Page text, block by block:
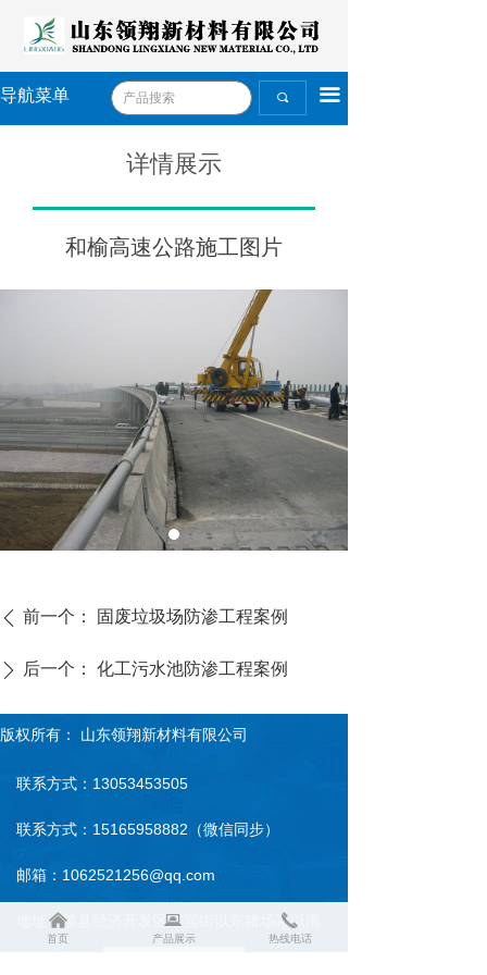
끠 끀
导航菜单
详情展示
和榆高速公路施工图片
ꄴ 前一个： 固废垃圾场防渗工程案例
ꄲ 后一个： 化工污水池防渗工程案例
联系方式：13053453505
联系方式：15165958882（微信同步）
邮箱：1062521256@qq.com
地址：陵县经济开发区迎宾街以东猪场路以南
版权所有： 山东领翔新材料有限公司
낀
首页
뀵
产品展示
끅
热线电话